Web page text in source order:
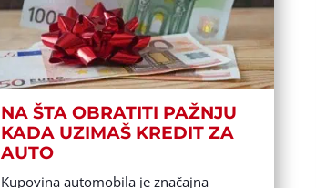
NA ŠTA OBRATITI PAŽNJU
KADA UZIMAŠ KREDIT ZA
AUTO
Kupovina automobila je značajna